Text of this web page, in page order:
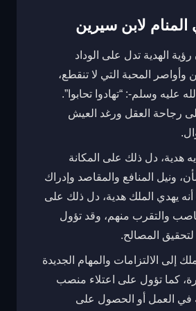
لابن سيرين
الهدية تدل على الوداد
وأواصر المحبة التي لا تنقطع،
عليه وسلم-: “تهادوا تحابوا”.
رجاحة العقل ورغد العيش
هدية، دل ذلك على المكانة
ونيل المنافع والمقاصد وإدراك
أنه يهدي الملك هدية، دل ذلك على
والتقرب منهم، وقد تؤول
لتحقيق المصالح.
إلى الالتزامات والمهام الجديدة
كما تؤول على اعتلاء منصب
في العمل أو الحصول على